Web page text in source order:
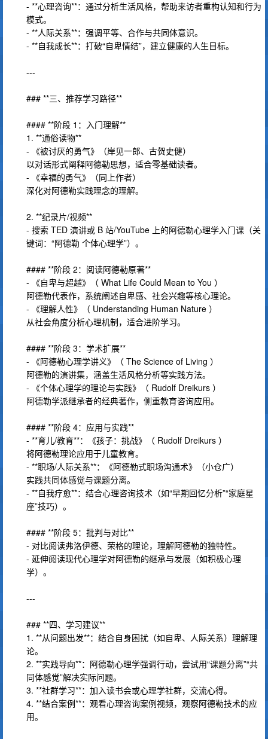
- **心理咨询**：通过分析生活风格，帮助来访者重构认知和行为
模式。
- **人际关系**：强调平等、合作与共同体意识。
- **自我成长**：打破“自卑情结”，建立健康的人生目标。
---
### **三、推荐学习路径**
#### **阶段 1：入门理解**
1. **通俗读物**
- 《被讨厌的勇气》（岸见一郎、古贺史健）
以对话形式阐释阿德勒思想，适合零基础读者。
- 《幸福的勇气》（同上作者）
深化对阿德勒实践理念的理解。
2. **纪录片/视频**
- 搜索 TED 演讲或 B 站/YouTube 上的阿德勒心理学入门课（关
键词：“阿德勒 个体心理学”）。
#### **阶段 2：阅读阿德勒原著**
- 《自卑与超越》（ What Life Could Mean to You ）
阿德勒代表作，系统阐述自卑感、社会兴趣等核心理论。
- 《理解人性》（ Understanding Human Nature ）
从社会角度分析心理机制，适合进阶学习。
#### **阶段 3：学术扩展**
- 《阿德勒心理学讲义》（ The Science of Living ）
阿德勒的演讲集，涵盖生活风格分析等实践方法。
- 《个体心理学的理论与实践》（ Rudolf Dreikurs ）
阿德勒学派继承者的经典著作，侧重教育咨询应用。
#### **阶段 4：应用与实践**
- **育儿/教育**：《孩子：挑战》（ Rudolf Dreikurs ）
将阿德勒理论应用于儿童教育。
- **职场/人际关系**：《阿德勒式职场沟通术》（小仓广）
实践共同体感觉与课题分离。
- **自我疗愈**：结合心理咨询技术（如“早期回忆分析”“家庭星
座”技巧）。
#### **阶段 5：批判与对比**
- 对比阅读弗洛伊德、荣格的理论，理解阿德勒的独特性。
- 延伸阅读现代心理学对阿德勒的继承与发展（如积极心理
学）。
---
### **四、学习建议**
1. **从问题出发**：结合自身困扰（如自卑、人际关系）理解理
论。
2. **实践导向**：阿德勒心理学强调行动，尝试用“课题分离”“共
同体感觉”解决实际问题。
3. **社群学习**：加入读书会或心理学社群，交流心得。
4. **结合案例**：观看心理咨询案例视频，观察阿德勒技术的应
用。